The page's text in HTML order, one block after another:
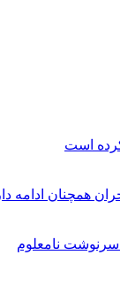
است
سرنوشت نامعلوم